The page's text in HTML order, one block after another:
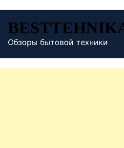
содержимому
Обзоры бытовой техники